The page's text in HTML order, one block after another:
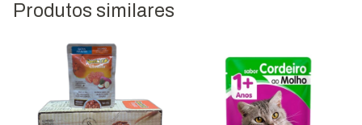
Produtos similares